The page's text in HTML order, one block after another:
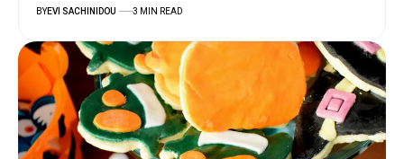
BYEVI SACHINIDOU 3 MIN READ